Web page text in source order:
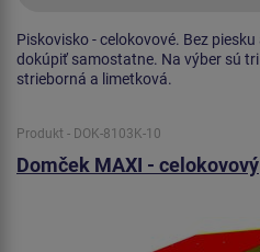
Piskovisko - celokovové. Bez
dokúpiť samostatne. Na výber sú
strieborná a limetková.
Produkt - DOK-8103K-10
Domček MAXI - celokovový